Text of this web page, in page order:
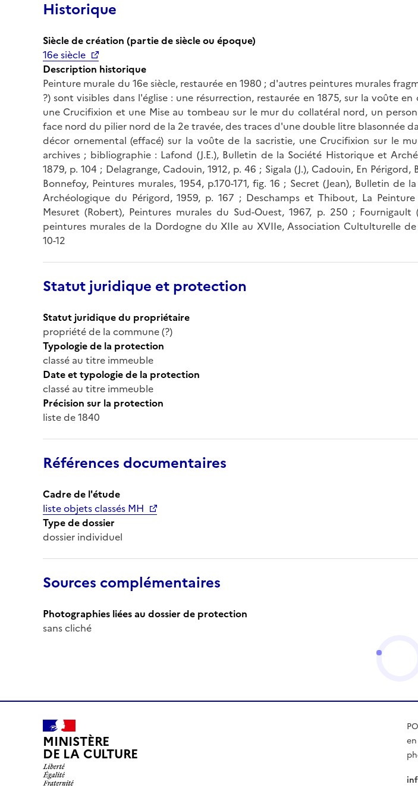
Historique
Siècle de création (partie de siècle ou époque)
16e siècle
Description historique
Peinture murale du 16e siècle, restaurée en 1980 ; d'autres peintures murales
?) sont visibles dans l'église : une résurrection, restaurée en 1875, sur la voûte
une Crucifixion et une Mise au tombeau sur le mur du collatéral nord, un
face nord du pilier nord de la 2e travée, des traces d'une double litre blasonnée
décor ornemental (effacé) sur la voûte de la sacristie, une Crucifixion sur le
archives ; bibliographie : Lafond (J.E.), Bulletin de la Société Historique et
1879, p. 104 ; Delagrange, Cadouin, 1912, p. 46 ; Sigala (J.), Cadouin, En Périgord,
Bonnefoy, Peintures murales, 1954, p.170-171, fig. 16 ; Secret (Jean), Bulletin de
Archéologique du Périgord, 1959, p. 167 ; Deschamps et Thibout, La
Mesuret (Robert), Peintures murales du Sud-Ouest, 1967, p. 250 ; Fournigault
peintures murales de la Dordogne du XIIe au XVIIe, Association Cultulturelle
10-12
Statut juridique et protection
Statut juridique du propriétaire
propriété de la commune (?)
Typologie de la protection
classé au titre immeuble
Date et typologie de la protection
classé au titre immeuble
Précision sur la protection
liste de 1840
Références documentaires
Cadre de l'étude
liste objets classés MH
Type de dossier
dossier individuel
Sources complémentaires
Photographies liées au dossier de protection
sans cliché
MINISTÈRE
DE LA CULTURE